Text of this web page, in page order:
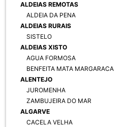
ALDEIAS REMOTAS
ALDEIA DA PENA
ALDEIAS RURAIS
SISTELO
ALDEIAS XISTO
AGUA FORMOSA
BENFEITA MATA MARGARACA
ALENTEJO
JUROMENHA
ZAMBUJEIRA DO MAR
ALGARVE
CACELA VELHA